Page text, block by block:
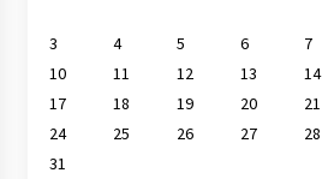
3
4 5 6 7
10
11 12 13 14
17
18 19 20 21
24
25 26 27 28
31